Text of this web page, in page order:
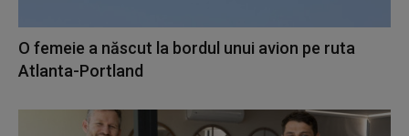
O femeie a născut la bordul unui avion pe ruta
Atlanta-Portland